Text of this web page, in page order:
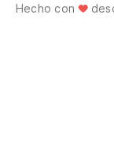
Hecho con